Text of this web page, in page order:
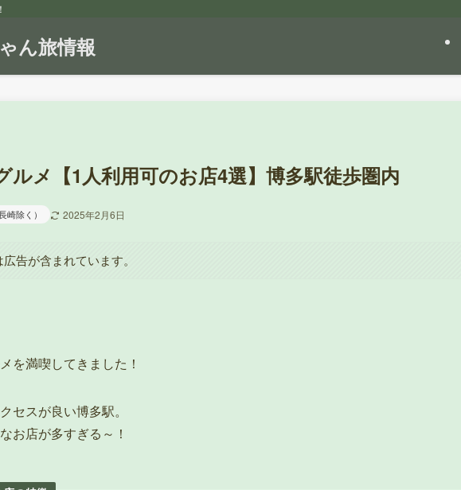
ん旅情報
ルメ【1人利用可のお店4選】博多駅徒歩圏内
崎除く） 2025年2月6日
告が含まれています。
を満喫してきました！
セスが良い博多駅。
お店が多すぎる～！